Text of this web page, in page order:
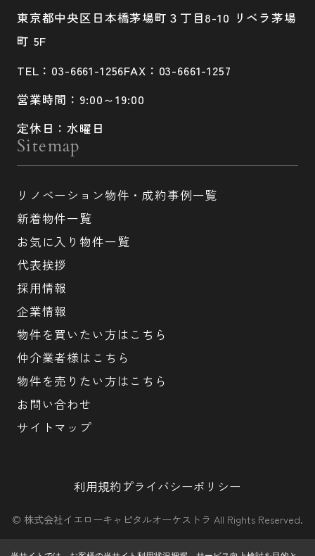
東京都中央区日本橋茅場町３丁目8-10 リベラ茅場
町 5F
TEL：03-6661-1256FAX：03-6661-1257
営業時間：9:00～19:00
定休日：水曜日
Sitemap
リノベーション物件・成約事例一覧
新着物件一覧
お気に入り物件一覧
代表挨拶
採用情報
企業情報
物件を買いたい方はこちら
仲介業者様はこちら
物件を売りたい方はこちら
お問い合わせ
サイトマップ
利用規約プライバシーポリシー
© 株式会社イエローキャピタルオーケストラ All Rights Reserved.